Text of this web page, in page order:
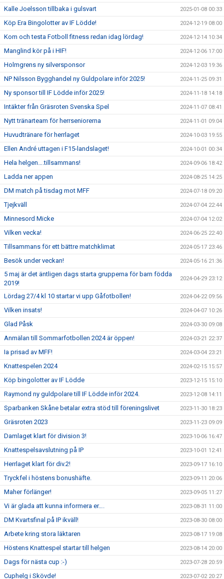
Kalle Joelsson tillbaka i gulsvart 2025-01-08 00:33
Köp Era Bingolotter av IF Lödde! 2024-12-19 08:00
Kom och testa Fotboll fitness redan idag lördag! 2024-12-14 10:34
Manglind kör på i HIF! 2024-12-06 17:00
Holmgrens ny silversponsor 2024-12-03 19:36
NP Nilsson Bygghandel ny Guldpolare inför 2025! 2024-11-25 09:31
Ny sponsor till IF Lödde inför 2025! 2024-11-18 14:18
Intäkter från Gräsroten Svenska Spel 2024-11-07 08:41
Nytt tränarteam för herrseniorerna 2024-11-01 09:04
Huvudtränare för herrlaget 2024-10-03 19:55
Ellen André uttagen i F15-landslaget! 2024-10-01 00:34
Hela helgen….tillsammans! 2024-09-06 18:42
Ladda ner appen 2024-08-25 14:25
DM match på tisdag mot MFF 2024-07-18 09:20
Tjejkväll 2024-07-04 22:44
Minnesord Micke 2024-07-04 12:02
Vilken vecka! 2024-06-25 22:40
Tillsammans för ett bättre matchklimat 2024-05-17 23:46
Besök under veckan! 2024-05-16 21:36
5 maj är det äntligen dags starta grupperna för barn födda
2019!
2024-04-29 23:12
Lördag 27/4 kl 10 startar vi upp Gåfotbollen! 2024-04-22 09:56
Vilken insats! 2024-04-07 10:26
Glad Påsk 2024-03-30 09:08
Anmälan till Sommarfotbollen 2024 är öppen! 2024-03-21 22:37
Ia prisad av MFF! 2024-03-04 23:21
Knattespelen 2024 2024-02-15 15:57
Köp bingolotter av IF Lödde 2023-12-15 15:10
Raymond ny guldpolare till IF Lödde inför 2024. 2023-12-08 14:11
Sparbanken Skåne betalar extra stöd till föreningslivet 2023-11-30 18:23
Gräsroten 2023 2023-11-23 09:09
Damlaget klart för division 3! 2023-10-06 16:47
Knattespelsavslutning på IP 2023-10-01 12:41
Herrlaget klart för div.2! 2023-09-17 16:10
Tryckfel i höstens bonushäfte. 2023-09-11 20:06
Maher förlänger! 2023-09-05 11:27
Vi är glada att kunna informera er…. 2023-08-31 11:00
DM Kvartsfinal på IP ikväll! 2023-08-30 08:00
Arbete kring stora läktaren 2023-08-17 19:08
Höstens Knattespel startar till helgen 2023-08-14 20:00
Dags för nästa cup :-) 2023-07-28 20:59
Cuphelg i Skövde! 2023-07-02 20:27